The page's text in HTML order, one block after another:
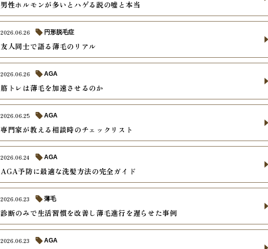
男性ホルモンが多いとハゲる説の嘘と本当
友人同士で語る薄毛のリアル
2026.06.26 円形脱毛症
筋トレは薄毛を加速させるのか
2026.06.26 AGA
専門家が教える相談時のチェックリスト
2026.06.25 AGA
AGA予防に最適な洗髪方法の完全ガイド
2026.06.24 AGA
診断のみで生活習慣を改善し薄毛進行を遅らせた事例
2026.06.23 薄毛
2026.06.23 AGA